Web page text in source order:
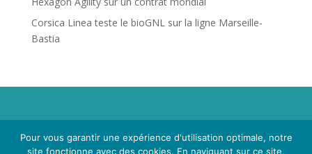
Corsica Linea teste le bioGNL sur la ligne Marseille-
Bastia
Propriété de Territoire d'Energie Lot-et-Garonne. Voir
Mentions LégalesetPolitique de Confidentialité.
Pour vous garantir une expérience d'utilisation optimale, notre
site fonctionne avec des cookies. En naviguant sur ce site,